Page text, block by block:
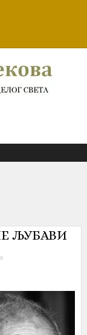
ЉУБАВИ